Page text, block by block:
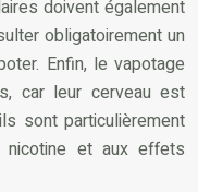
doivent également
obligatoirement un
Enfin, le vapotage
car leur cerveau est
sont particulièrement
nicotine et aux effets